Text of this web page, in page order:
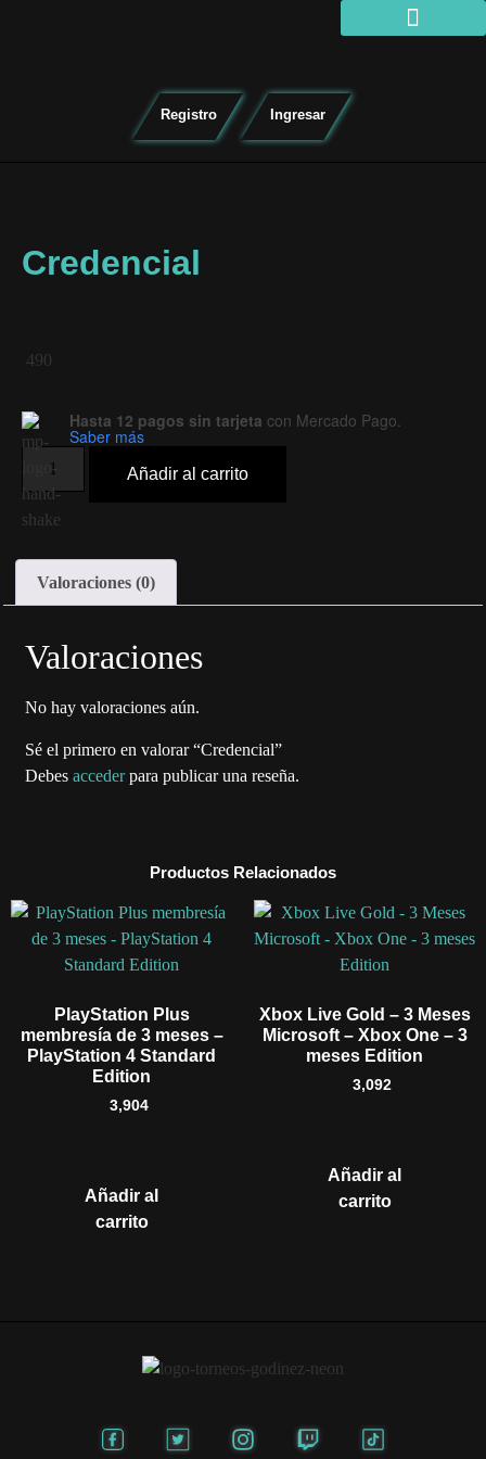
Registro Ingresar
Credencial
490
Hasta 12 pagos sin tarjeta con Mercado Pago.
Saber más
Añadir al carrito
Valoraciones (0)
Valoraciones
No hay valoraciones aún.
Sé el primero en valorar “Credencial”
Debes accederpara publicar una reseña.
Productos Relacionados
PlayStation Plus
membresía de 3 meses –
PlayStation 4 Standard
Edition
3,904
Añadir al
carrito
Xbox Live Gold – 3 Meses
Microsoft – Xbox One – 3
meses Edition
3,092
Añadir al
carrito